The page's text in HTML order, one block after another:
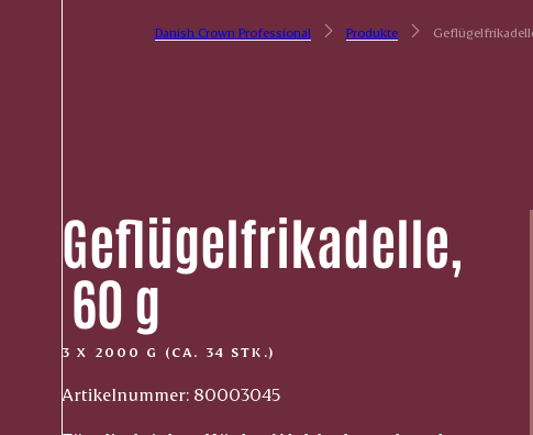
Danish Crown Professional Produkte
Geflügelfrikadelle,
­ 60 g
3 X 2000 G (CA. 34 STK.)
Artikelnummer: 80003045